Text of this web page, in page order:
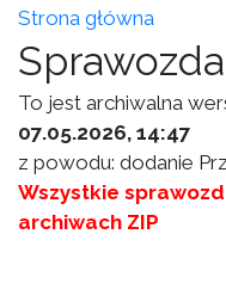
Strona główna
To jest archiwalna
07.05.2026, 14:47
z powodu: dodanie
Wszystkie
archiwach ZIP